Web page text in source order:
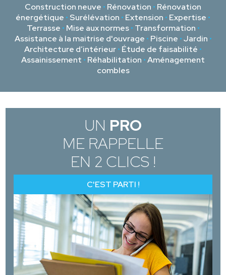
Construction neuve • Rénovation • Rénovation
énergétique • Surélévation • Extension • Expertise •
Terrasse • Mise aux normes • Transformation •
Assistance à la maitrise d'ouvrage • Piscine •Jardin •
Architecture d’intérieur• Étude de faisabilité •
Assainissement • Réhabilitation •Aménagement
combles
UN PRO
ME RAPPELLE
EN 2 CLICS !
C'EST PARTI !